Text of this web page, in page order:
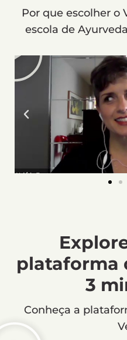
Por que escolher o
escola de
plataforma
3
Conheça a